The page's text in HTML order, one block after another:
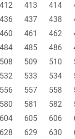
412 413 414
436 437 438
460 461 462
484 485 486
508 509 510
532 533 534
556 557 558
580 581 582
604 605 606
628 629 630